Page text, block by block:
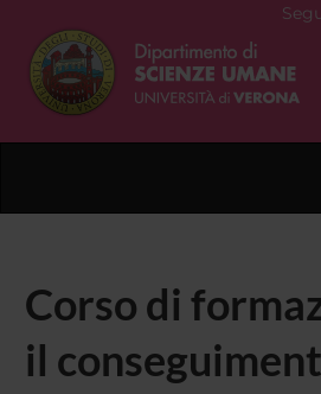
Corso di
il